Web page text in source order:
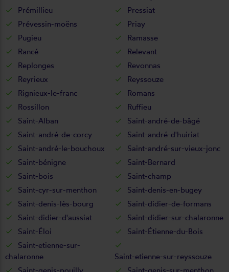
Prémillieu
Pressiat
Prévessin-moëns
Priay
Pugieu
Ramasse
Rancé
Relevant
Replonges
Revonnas
Reyrieux
Reyssouze
Rignieux-le-franc
Romans
Rossillon
Ruffieu
Saint-Alban
Saint-andré-de-bâgé
Saint-andré-de-corcy
Saint-andré-d'huiriat
Saint-andré-le-bouchoux
Saint-andré-sur-vieux-jonc
Saint-bénigne
Saint-Bernard
Saint-bois
Saint-champ
Saint-cyr-sur-menthon
Saint-denis-en-bugey
Saint-denis-lès-bourg
Saint-didier-de-formans
Saint-didier-d'aussiat
Saint-didier-sur-chalaronne
Saint-Éloi
Saint-Étienne-du-Bois
Saint-etienne-sur-
chalaronne
Saint-etienne-sur-reyssouze